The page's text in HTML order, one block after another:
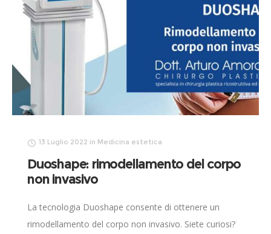
13 Luglio 2022 in Medicina estetica
Duoshape: rimodellamento del corpo
non invasivo
La tecnologia Duoshape consente di ottenere un
rimodellamento del corpo non invasivo. Siete curiosi?